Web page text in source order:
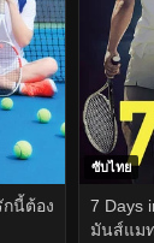
กนี้ต้อง
ซับไทย
7 Days
มันส์แม